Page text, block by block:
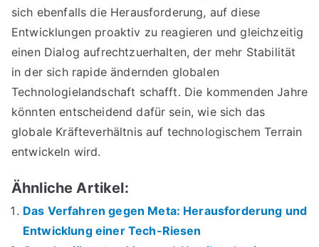
sich ebenfalls die Herausforderung, auf diese
Entwicklungen proaktiv zu reagieren und gleichzeitig
einen Dialog aufrechtzuerhalten, der mehr Stabilität
in der sich rapide ändernden globalen
Technologielandschaft schafft. Die kommenden Jahre
könnten entscheidend dafür sein, wie sich das
globale Kräfteverhältnis auf technologischem Terrain
entwickeln wird.
Ähnliche Artikel:
Das Verfahren gegen Meta: Herausforderung und
Entwicklung einer Tech-Riesen